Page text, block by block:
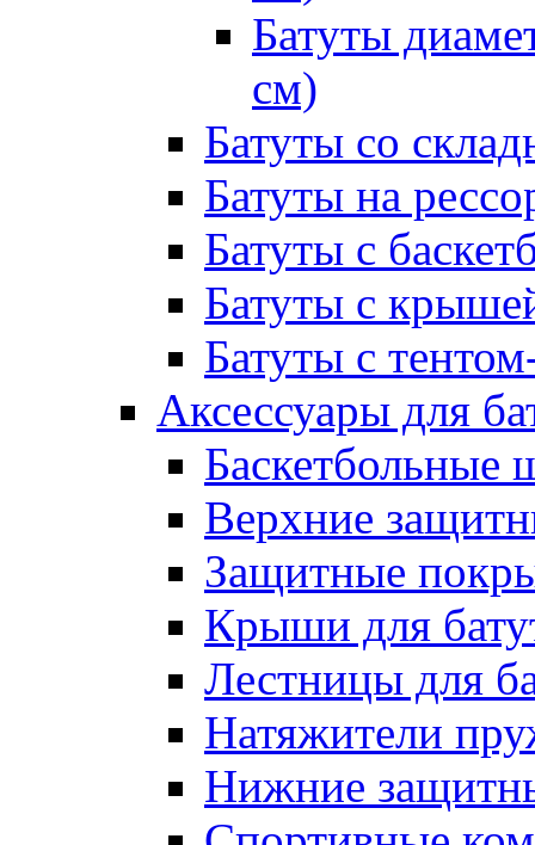
Батуты
см)
Батуты со
Батуты на
Батуты с
Батуты с
Батуты с
Аксессуары для
Баскетбольные
Верхние
Защитные
Крыши для
Лестницы для
Натяжители
Нижние